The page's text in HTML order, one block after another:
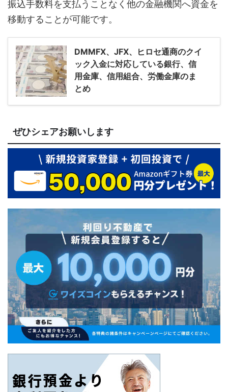
振込手数料を支払うことなく他の金融機関へ資金を
移動することが可能です。
DMMFX、JFX、ヒロセ通商のクイ
ック入金に対応している銀行、信
用金庫、信用組合、労働金庫のま
とめ
ぜひシェアお願いします